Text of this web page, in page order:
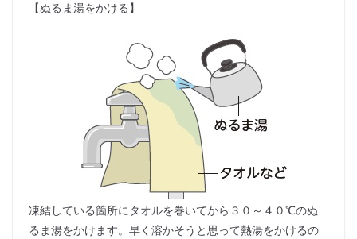
【ぬるま湯をかける】
凍結している箇所にタオルを巻いてから３０～４０℃のぬ
るま湯をかけます。早く溶かそうと思って熱湯をかけるの